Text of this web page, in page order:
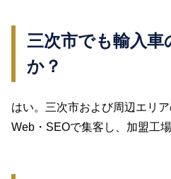
三次市でも輸入
か？
はい。三次市および周辺エリ
Web・SEOで集客し、加盟工